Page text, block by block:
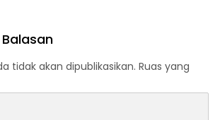
tidak akan dipublikasikan. Ruas yang